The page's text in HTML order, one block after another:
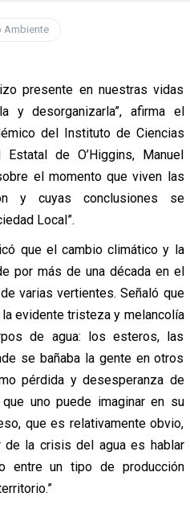
Ambiente
presente en nuestras vidas
y desorganizarla”, afirma el
del Instituto de Ciencias
de O’Higgins, Manuel
el momento que viven las
y cuyas conclusiones se
Local”.
que el cambio climático y la
por más de una década en el
varias vertientes. Señaló que
evidente tristeza y melancolía
de agua: los esteros, las
se bañaba la gente en otros
pérdida y desesperanza de
uno puede imaginar en su
que es relativamente obvio,
de la crisis del agua es hablar
entre un tipo de producción